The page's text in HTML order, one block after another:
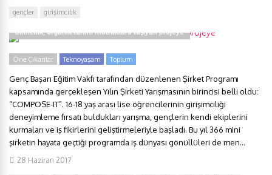
gençler girişimcilik
Birincilik, organik tarımı mutfaklara taşıyan projeye
Öne Çıkanlar Teknoyaşam Toplum
Genç Başarı Eğitim Vakfı tarafından düzenlenen Şirket Programı
kapsamında gerçekleşen Yılın Şirketi Yarışmasının birincisi belli oldu:
“COMPOSE-IT”. 16-18 yaş arası lise öğrencilerinin girişimciliği
deneyimleme fırsatı buldukları yarışma, gençlerin kendi ekiplerini
kurmaları ve iş fikirlerini geliştirmeleriyle başladı. Bu yıl 366 mini
şirketin hayata geçtiği programda iş dünyası gönüllüleri de men...
28 Haziran 2017